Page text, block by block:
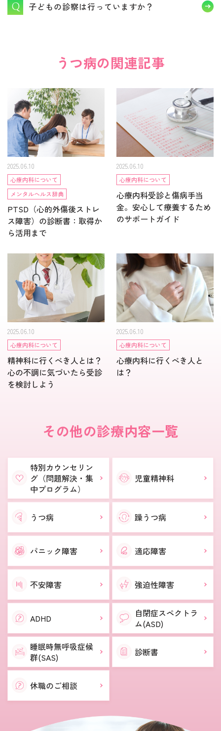
子どもの診察は行っていますか？
うつ病の関連記事
2025.06.10
心療内科について
メンタルヘルス辞典
PTSD（心的外傷後ストレ
ス障害）の診断書：取得か
ら活用まで
2025.06.10
心療内科について
心療内科受診と傷病手当
金。安心して療養するため
のサポートガイド
2025.06.10
心療内科について
精神科に行くべき人とは？
心の不調に気づいたら受診
を検討しよう
2025.06.10
心療内科について
心療内科に行くべき人と
は？
その他の診療内容一覧
特別カウンセリン
グ（問題解決・集
中プログラム）
児童精神科
うつ病 躁うつ病
パニック障害 適応障害
不安障害 強迫性障害
ADHD
自閉症スペクトラ
ム(ASD)
睡眠時無呼吸症候
群(SAS)
診断書
休職のご相談